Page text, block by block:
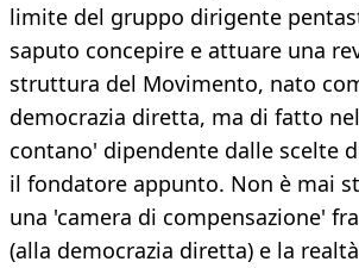
limite del gruppo dirigente
saputo concepire e attuare una
struttura del Movimento, nato
democrazia diretta, ma di fatto
contano' dipendente dalle scelte
il fondatore appunto. Non è mai
una 'camera di compensazione'
(alla democrazia diretta) e la